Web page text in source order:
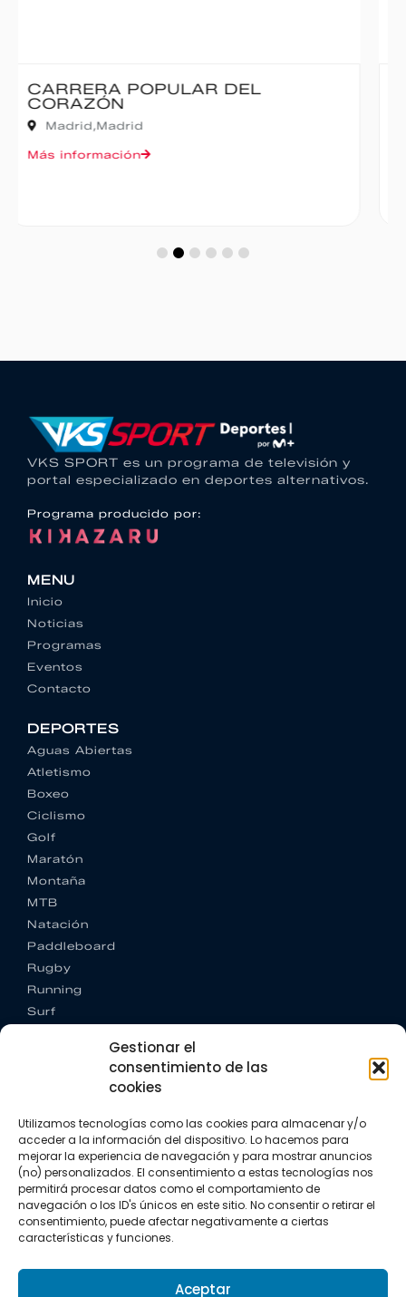
Gestionar el
consentimiento de las
cookies
Utilizamos tecnologías como las cookies para almacenar y/o
acceder a la información del dispositivo. Lo hacemos para
mejorar la experiencia de navegación y para mostrar anuncios
(no) personalizados. El consentimiento a estas tecnologías nos
permitirá procesar datos como el comportamiento de
navegación o los ID's únicos en este sitio. No consentir o retirar el
consentimiento, puede afectar negativamente a ciertas
características y funciones.
Aceptar
IBERCAJA MADRID CORRE POR
MADRID – 10K
Madrid,Madrid
Más información
VKS SPORT es un programa de televisión y
portal especializado en deportes alternativos.
Programa producido por:
MENU
Inicio
Noticias
Programas
Eventos
Contacto
DEPORTES
Aguas Abiertas
Atletismo
Boxeo
Ciclismo
Golf
Maratón
Montaña
MTB
Natación
Paddleboard
Rugby
Running
Surf
CONTACTO
+34 662 342 177
info@vkssport.com
SÍGUENOS
Política de privacidad